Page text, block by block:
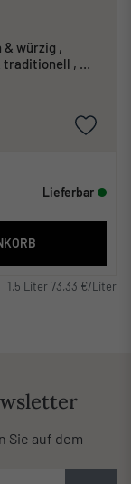
würzig ,
,
Lieferbar
1,5 Liter 73,33 €/Liter
Sie auf dem